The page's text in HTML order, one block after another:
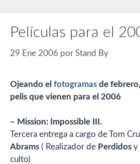
Películas para el
29 Ene 2006 por Stand By
Ojeando el fotogramas de
pelis que vienen para el 2006
– Mission: Impossible III.
Tercera entrega a cargo de Tom
Abrams ( Realizador de Perdidos y
culto)